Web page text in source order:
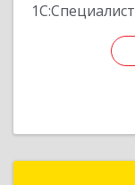
1С:Специалист